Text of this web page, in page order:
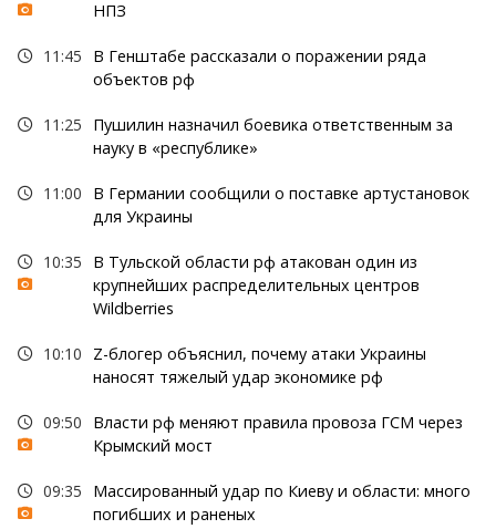
НПЗ
11:45
В Генштабе рассказали о поражении ряда
объектов рф
11:25
Пушилин назначил боевика ответственным за
науку в «республике»
11:00
В Германии сообщили о поставке артустановок
для Украины
10:35
В Тульской области рф атакован один из
крупнейших распределительных центров
Wildberries
10:10
Z-блогер объяснил, почему атаки Украины
наносят тяжелый удар экономике рф
09:50
Власти рф меняют правила провоза ГСМ через
Крымский мост
09:35
Массированный удар по Киеву и области: много
погибших и раненых